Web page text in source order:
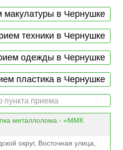
макулатуры в Чернушке
техники в Чернушке
одежды в Чернушке
пластика в Чернушке
металлолома - «ММК
округ, Восточная улица,